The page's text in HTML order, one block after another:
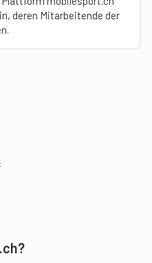
deren Mitarbeitende der